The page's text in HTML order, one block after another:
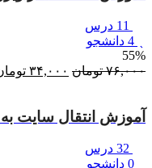
55%
۷۶,۰۰۰ تومان قیمت
بود.
۳۴,۰۰۰
آموزش انتقال سایت